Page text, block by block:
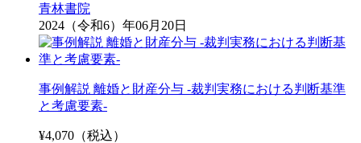
青林書院
2024（令和6）年06月20日
事例解説 離婚と財産分与 -裁判実務における判断基準
と考慮要素-
¥4,070 （税込）